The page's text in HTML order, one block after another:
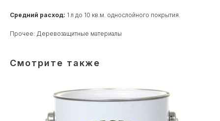
Средний расход: 1 л до 10 кв.м. однослойного покрытия.
Прочее: Деревозащитные материалы
Смотрите также